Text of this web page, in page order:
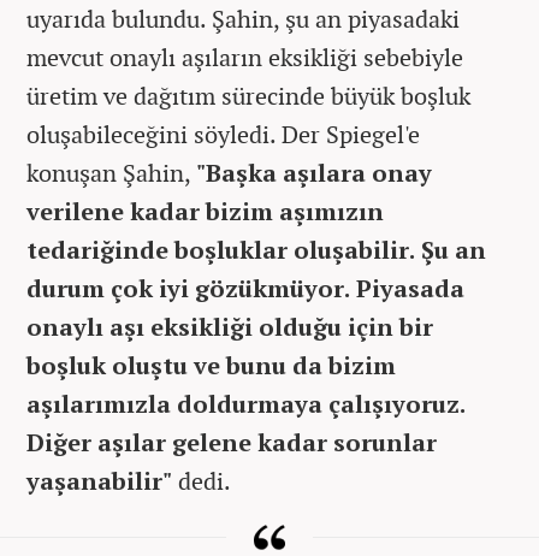
uyarıda bulundu. Şahin, şu an piyasadaki
mevcut onaylı aşıların eksikliği sebebiyle
üretim ve dağıtım sürecinde büyük boşluk
oluşabileceğini söyledi. Der Spiegel'e
konuşan Şahin, "Başka aşılara onay
verilene kadar bizim aşımızın
tedariğinde boşluklar oluşabilir. Şu an
durum çok iyi gözükmüyor. Piyasada
onaylı aşı eksikliği olduğu için bir
boşluk oluştu ve bunu da bizim
aşılarımızla doldurmaya çalışıyoruz.
Diğer aşılar gelene kadar sorunlar
yaşanabilir" dedi.